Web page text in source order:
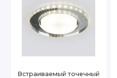
Встраиваемый точечный